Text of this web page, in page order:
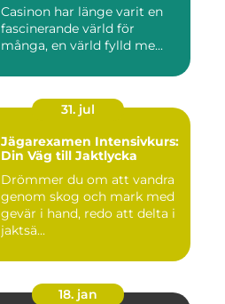
Casinon har länge varit en
fascinerande värld för
många, en värld fylld me...
31. jul
Jägarexamen Intensivkurs:
Din Väg till Jaktlycka
Drömmer du om att vandra
genom skog och mark med
gevär i hand, redo att delta i
jaktsä...
18. jan